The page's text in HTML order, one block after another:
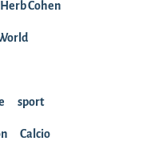
Herb Cohen
sport
Calcio